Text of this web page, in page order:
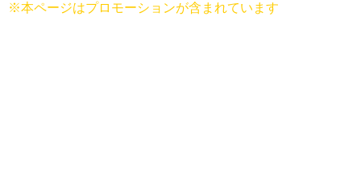
※本ページはプロモーションが含まれています